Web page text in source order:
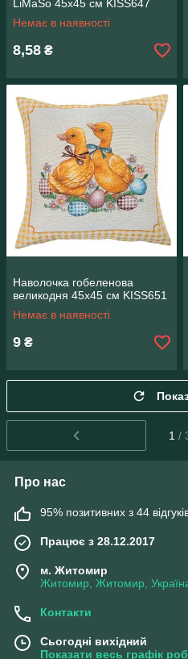
LiMaSo 45х45 см KISS647
Немає в наявності
8,58 ₴
Наволочка гобеленова
великодня 45х45 см KISS651
Немає в наявності
9 ₴
1 /
Про нас
95% позитивних з 44
Працює з 28.12.2017
м. Житомир
Житомир, Житомир,
Контакти
Сьогодні вихідний
Показати весь графік